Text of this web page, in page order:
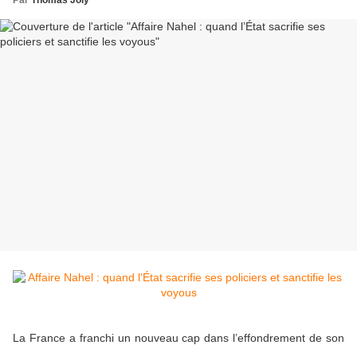
La France a franchi un nouveau cap dans l’effondrement de son